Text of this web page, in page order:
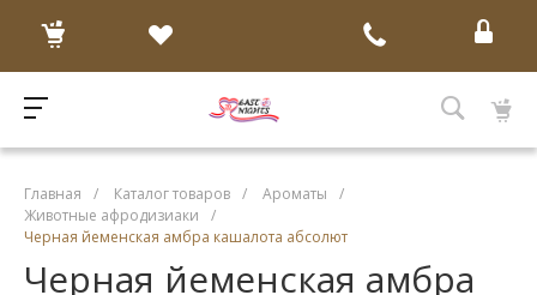
Главная / Каталог товаров / Ароматы
/
Животные афродизиаки
/
Черная йеменская амбра кашалота абсолют
Черная йеменская амбра